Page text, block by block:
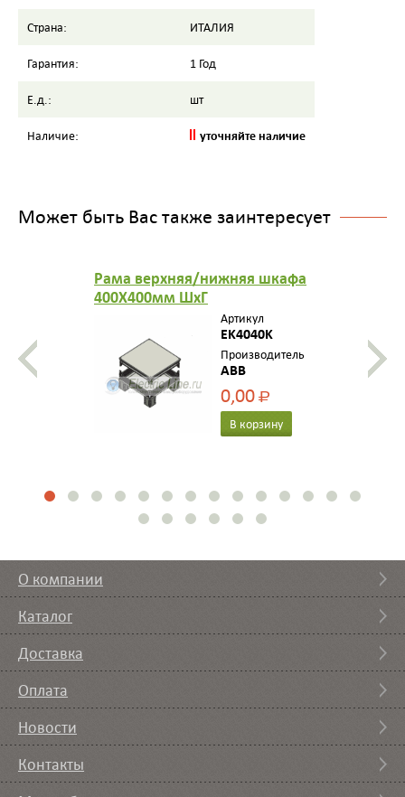
Страна: ИТАЛИЯ
Гарантия: 1 Год
Е.д.: шт
Наличие: уточняйте наличие
Может быть Вас также заинтересует
Рама верхняя/нижняя шкафа
400X400мм ШхГ
Артикул
EK4040K
Производитель
ABB
0,00Р
В корзину
О компании
Каталог
Доставка
Оплата
Новости
Контакты